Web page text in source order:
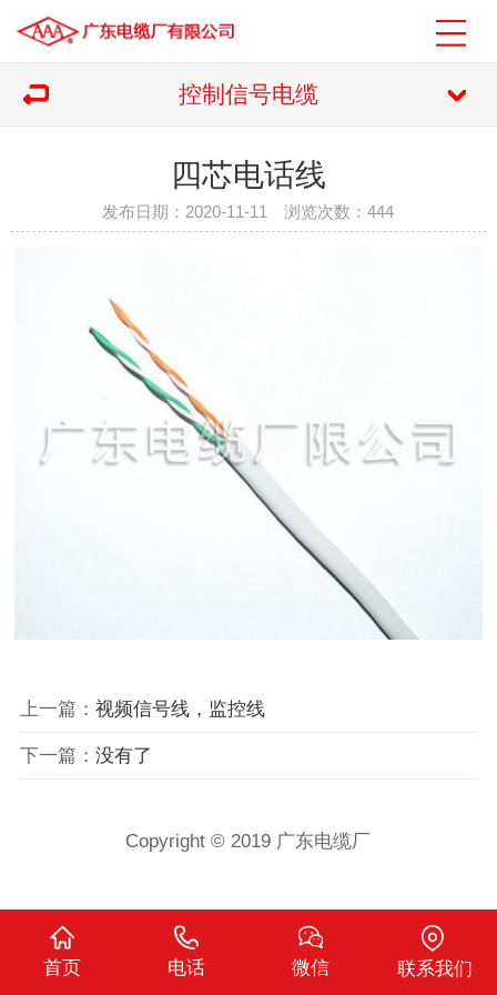
控制信号电缆
四芯电话线
发布日期：2020-11-11 浏览次数：444
上一篇： 视频信号线，监控线
下一篇： 没有了
Copyright © 2019 广东电缆厂
首页 电话 微信 联系我们